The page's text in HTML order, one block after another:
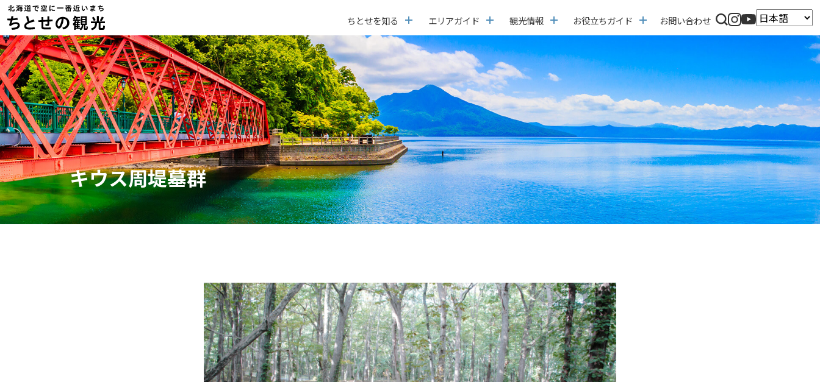
ちとせを知る エリアガイド 観光情報 お役立ちガイド お問い合わせ
キウス周堤墓群